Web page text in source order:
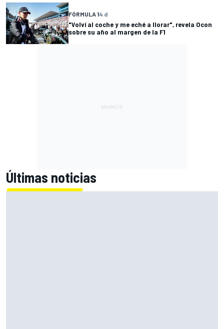
FÓRMULA 14 d
"Volví al coche y me eché a llorar", revela Ocon
sobre su año al margen de la F1
Últimas noticias